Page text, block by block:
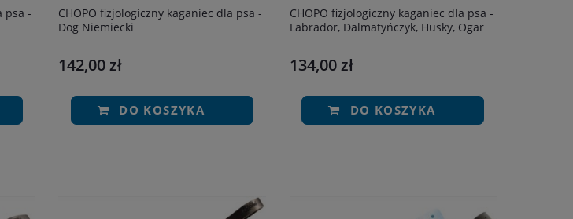
CHOPO fizjologiczny kaganiec dla psa -
Dog Niemiecki
142,00 zł
DO KOSZYKA
CHOPO fizjologiczny kaganiec dla psa -
Labrador, Dalmatyńczyk, Husky, Ogar
134,00 zł
DO KOSZYKA